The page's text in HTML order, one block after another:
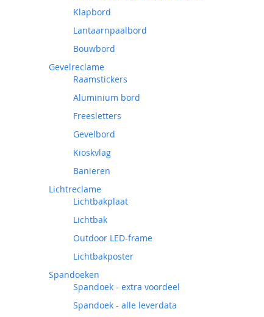
Klapbord
Lantaarnpaalbord
Bouwbord
Gevelreclame
Raamstickers
Aluminium bord
Freesletters
Gevelbord
Kioskvlag
Banieren
Lichtreclame
Lichtbakplaat
Lichtbak
Outdoor LED-frame
Lichtbakposter
Spandoeken
Spandoek - extra voordeel
Spandoek - alle leverdata